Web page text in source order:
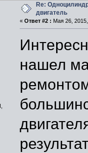
Re:
двигатель
« Ответ #2 : Мая 26,
нашел